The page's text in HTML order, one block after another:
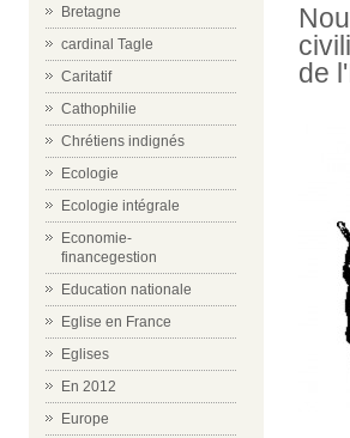
Bretagne
cardinal Tagle
Caritatif
Cathophilie
Chrétiens indignés
Ecologie
Ecologie intégrale
Economie-
financegestion
Education nationale
Eglise en France
Eglises
En 2012
Europe
de